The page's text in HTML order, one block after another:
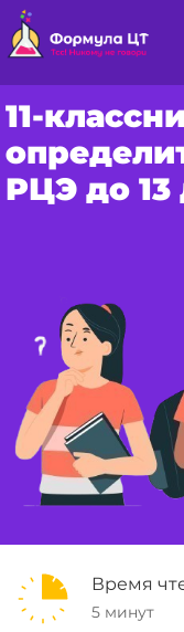
11-
РЦЭ до 13
Время
5 минут